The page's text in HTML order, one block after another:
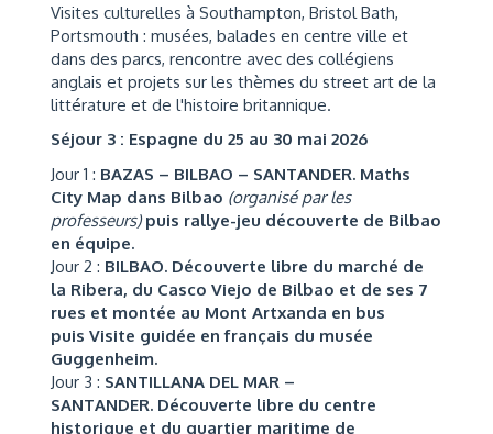
Visites culturelles à Southampton, Bristol Bath,
Portsmouth : musées, balades en centre ville et
dans des parcs, rencontre avec des collégiens
anglais et projets sur les thèmes du street art de la
littérature et de l'histoire britannique.
Séjour 3 : Espagne du 25 au 30 mai 2026
Jour 1 : BAZAS – BILBAO – SANTANDER. Maths
City Map dans Bilbao (organisé par les
professeurs)puis rallye-jeu découverte de Bilbao
en équipe.
Jour 2 : BILBAO. Découverte libre du marché de
la Ribera, du Casco Viejo de Bilbao et de ses 7
rues et montée au Mont Artxanda en bus
puis Visite guidée en français du musée
Guggenheim.
Jour 3 : SANTILLANA DEL MAR –
SANTANDER. Découverte libre du centre
historique et du quartier maritime de